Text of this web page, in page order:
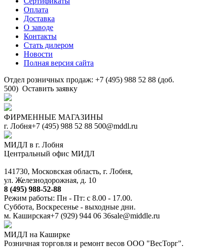
Оплата
Доставка
О заводе
Контакты
Стать дилером
Новости
Полная версия сайта
Отдел розничных продаж: +7 (495) 988 52 88 (доб.
500) Оставить заявку
ФИРМЕННЫЕ МАГАЗИНЫ
г. Лобня+7 (495) 988 52 88 500@mddl.ru
МИДЛ в г. Лобня
Центральный офис МИДЛ
141730, Московская область, г. Лобня,
ул. Железнодорожная, д. 10
8 (495) 988-52-88
Режим работы: Пн - Пт: с 8.00 - 17.00.
Суббота, Воскресенье - выходные дни.
м. Каширская+7 (929) 944 06 36sale@middle.ru
МИДЛ на Каширке
Розничная торговля и ремонт весов ООО "ВесТорг".